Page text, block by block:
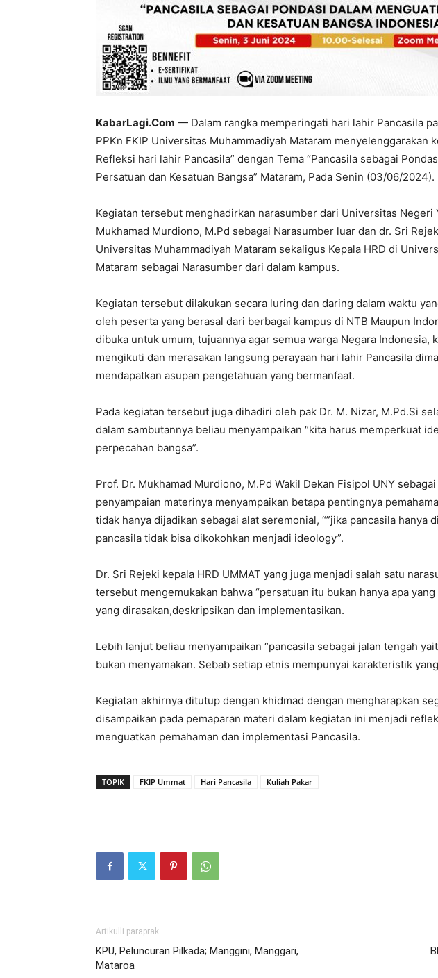
KabarLagi.Com — Dalam rangka memperingati hari lahir Pancasila
PPKn FKIP Universitas Muhammadiyah Mataram menyelenggarakan
Refleksi hari lahir Pancasila” dengan Tema “Pancasila sebagai
Persatuan dan Kesatuan Bangsa” Mataram, Pada Senin (03/06/2024).
Kegiatan tersebut menghadirkan narasumber dari Universitas Negeri
Mukhamad Murdiono, M.Pd sebagai Narasumber luar dan dr. Sri
Universitas Muhammadiyah Mataram sekaligus Kepala HRD di
Mataram sebagai Narasumber dari dalam kampus.
Kegiatan tersebut dilakukan secara luring dan daring dalam waktu
oleh peserta yang berasal dari berbagai kampus di NTB Maupun
dibuka untuk umum, tujuannya agar semua warga Negara Indonesia,
mengikuti dan merasakan langsung perayaan hari lahir Pancasila
mendapatkan asupan pengetahuan yang bermanfaat.
Pada kegiatan tersebut juga dihadiri oleh pak Dr. M. Nizar, M.Pd.Si
dalam sambutannya beliau menyampaikan “kita harus memperkuat
perpecahan bangsa”.
Prof. Dr. Mukhamad Murdiono, M.Pd Wakil Dekan Fisipol UNY
penyampaian materinya menyampaikan betapa pentingnya
tidak hanya dijadikan sebagai alat seremonial, “”jika pancasila hanya
pancasila tidak bisa dikokohkan menjadi ideology”.
Dr. Sri Rejeki kepala HRD UMMAT yang juga menjadi salah satu
tersebut mengemukakan bahwa “persatuan itu bukan hanya apa
yang dirasakan,deskripsikan dan implementasikan.
Lebih lanjut beliau menyampaikan “pancasila sebagai jalan tengah
bukan menyamakan. Sebab setiap etnis mempunyai karakteristik
Kegiatan akhirnya ditutup dengan khidmad dengan mengharapkan
disampaikan pada pemaparan materi dalam kegiatan ini menjadi
menguatkan pemahaman dan implementasi Pancasila.
TOPIK FKIP Ummat Hari Pancasila Kuliah Pakar
Artikulli paraprak
KPU, Peluncuran Pilkada; Manggini, Manggari,
Mataroa